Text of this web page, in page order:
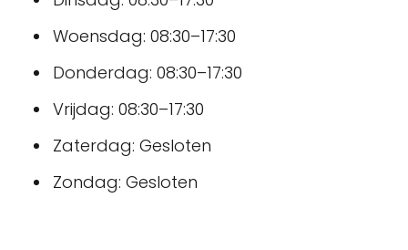
Dinsdag: 08:30–17:30
Woensdag: 08:30–17:30
Donderdag: 08:30–17:30
Vrijdag: 08:30–17:30
Zaterdag: Gesloten
Zondag: Gesloten